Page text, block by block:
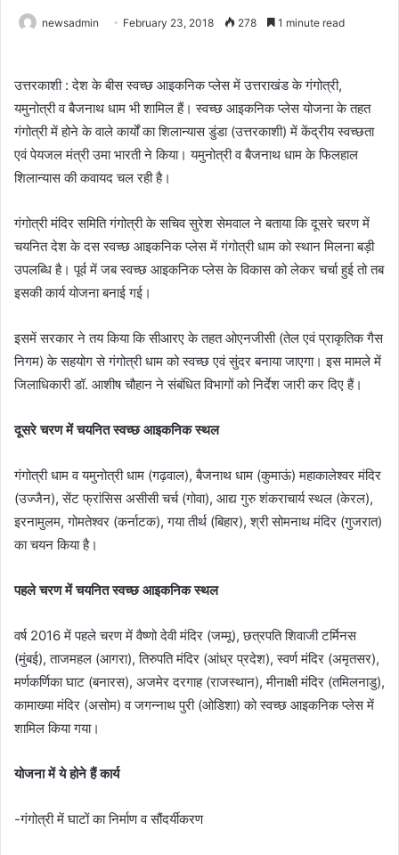
newsadmin February 23, 2018 278 1 minute read
उत्तरकाशी : देश के बीस स्वच्छ आइकनिक प्लेस में उत्तराखंड के गंगोत्री,
यमुनोत्री व बैजनाथ धाम भी शामिल हैं। स्वच्छ आइकनिक प्लेस योजना के तहत
गंगोत्री में होने के वाले कार्यों का शिलान्यास डुंडा (उत्तरकाशी) में केंद्रीय स्वच्छता
एवं पेयजल मंत्री उमा भारती ने किया। यमुनोत्री व बैजनाथ धाम के फिलहाल
शिलान्यास की कवायद चल रही है।
गंगोत्री मंदिर समिति गंगोत्री के सचिव सुरेश सेमवाल ने बताया कि दूसरे चरण में
चयनित देश के दस स्वच्छ आइकनिक प्लेस में गंगोत्री धाम को स्थान मिलना बड़ी
उपलब्धि है। पूर्व में जब स्वच्छ आइकनिक प्लेस के विकास को लेकर चर्चा हुई तो तब
इसकी कार्य योजना बनाई गई।
इसमें सरकार ने तय किया कि सीआरए के तहत ओएनजीसी (तेल एवं प्राकृतिक गैस
निगम) के सहयोग से गंगोत्री धाम को स्वच्छ एवं सुंदर बनाया जाएगा। इस मामले में
जिलाधिकारी डॉ. आशीष चौहान ने संबंधित विभागों को निर्देश जारी कर दिए हैं।
दूसरे चरण में चयनित स्वच्छ आइकनिक स्थल
गंगोत्री धाम व यमुनोत्री धाम (गढ़वाल), बैजनाथ धाम (कुमाऊं) महाकालेश्वर मंदिर
(उज्जैन), सेंट फ्रांसिस असीसी चर्च (गोवा), आद्य गुरु शंकराचार्य स्थल (केरल),
इरनामुलम, गोमतेश्वर (कर्नाटक), गया तीर्थ (बिहार), श्री सोमनाथ मंदिर (गुजरात)
का चयन किया है।
पहले चरण में चयनित स्वच्छ आइकनिक स्थल
वर्ष 2016 में पहले चरण में वैष्णो देवी मंदिर (जम्मू), छत्रपति शिवाजी टर्मिनस
(मुंबई), ताजमहल (आगरा), तिरुपति मंदिर (आंध्र प्रदेश), स्वर्ण मंदिर (अमृतसर),
मर्णकर्णिका घाट (बनारस), अजमेर दरगाह (राजस्थान), मीनाक्षी मंदिर (तमिलनाडु),
कामाख्या मंदिर (असोम) व जगन्नाथ पुरी (ओडिशा) को स्वच्छ आइकनिक प्लेस में
शामिल किया गया।
योजना में ये होने हैं कार्य
-गंगोत्री में घाटों का निर्माण व सौंदर्यीकरण